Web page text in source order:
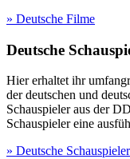
» Deutsche Filme
Deutsche
Hier erhaltet ihr
der deutschen und
Schauspieler aus der
Schauspieler eine
» Deutsche Schauspieler